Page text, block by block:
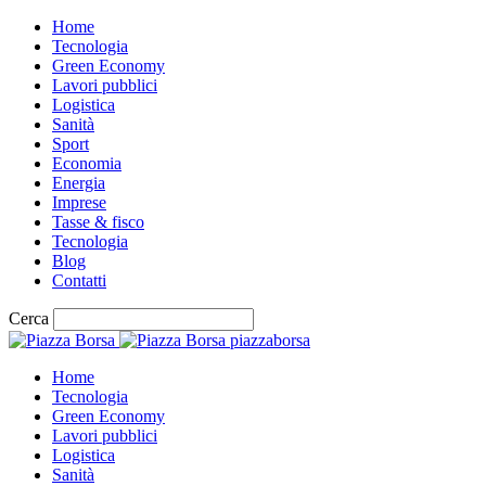
Home
Tecnologia
Green Economy
Lavori pubblici
Logistica
Sanità
Sport
Economia
Energia
Imprese
Tasse & fisco
Tecnologia
Blog
Contatti
Cerca
piazzaborsa
Home
Tecnologia
Green Economy
Lavori pubblici
Logistica
Sanità